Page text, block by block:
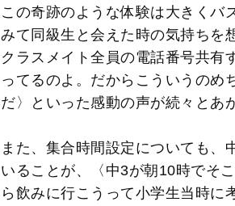
この奇跡のような体験は大きくバ
みて同級生と会えた時の気持ちを
クラスメイト全員の電話番号共有
ってるのよ。だからこういうの
だ〉といった感動の声が続々とあ
また、集合時間設定についても、
いることが、〈中3が朝10時でそ
ら飲みに行こうって小学生当時に